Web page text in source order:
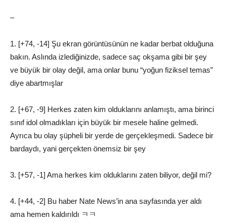
–
1. [+74, -14] Şu ekran görüntüsünün ne kadar berbat olduğuna
bakın. Aslında izlediğinizde, sadece saç okşama gibi bir şey
ve büyük bir olay değil, ama onlar bunu “yoğun fiziksel temas”
diye abartmışlar
2. [+67, -9] Herkes zaten kim olduklarını anlamıştı, ama birinci
sınıf idol olmadıkları için büyük bir mesele haline gelmedi.
Ayrıca bu olay şüpheli bir yerde de gerçekleşmedi. Sadece bir
bardaydı, yani gerçekten önemsiz bir şey
3. [+57, -1] Ama herkes kim olduklarını zaten biliyor, değil mi?
4. [+44, -2] Bu haber Nate News’in ana sayfasında yer aldı
ama hemen kaldırıldı ㅋㅋ